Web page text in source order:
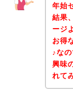
年始
結果
ージ
お得
♪な
興味
れて